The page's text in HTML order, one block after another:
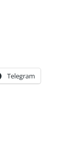
Telegram